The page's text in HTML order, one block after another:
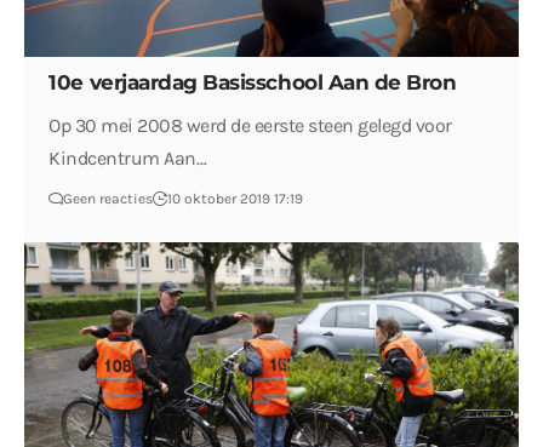
10e verjaardag Basisschool Aan de Bron
Op 30 mei 2008 werd de eerste steen gelegd voor
Kindcentrum Aan…
Geen reacties 10 oktober 2019 17:19